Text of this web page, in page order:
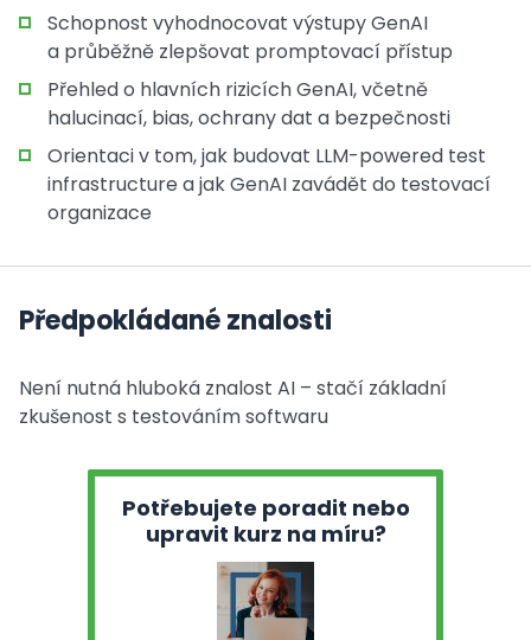
Schopnost vyhodnocovat výstupy GenAI
a průběžně zlepšovat promptovací přístup
Přehled o hlavních rizicích GenAI, včetně
halucinací, bias, ochrany dat a bezpečnosti
Orientaci v tom, jak budovat LLM-powered test
infrastructure a jak GenAI zavádět do testovací
organizace
Předpokládané znalosti
Není nutná hluboká znalost AI – stačí základní
zkušenost s testováním softwaru
Potřebujete poradit nebo
upravit kurz na míru?